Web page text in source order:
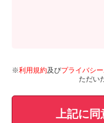
※利用規約及びプライバシ
ただい
上記に同